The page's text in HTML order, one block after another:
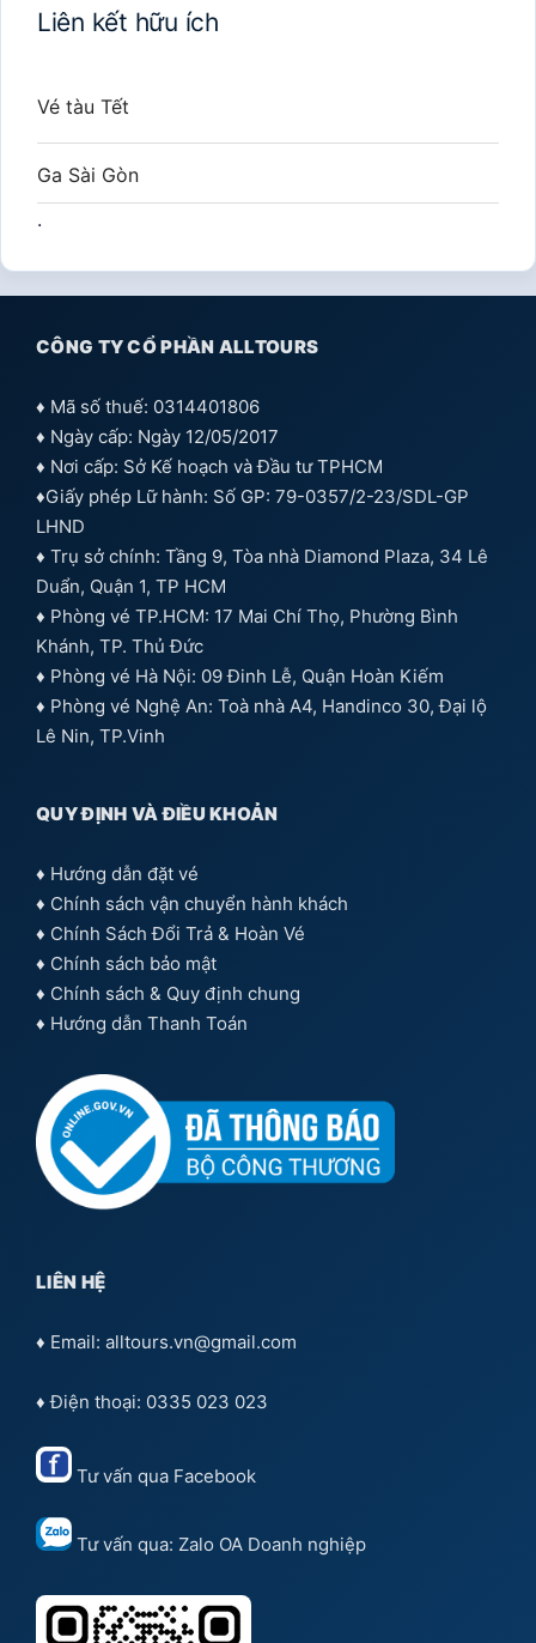
Liên kết hữu ích
Vé tàu Tết
Ga Sài Gòn
.
CÔNG TY CỔ PHẦN ALLTOURS
♦ Mã số thuế: 0314401806
♦ Ngày cấp: Ngày 12/05/2017
♦ Nơi cấp: Sở Kế hoạch và Đầu tư TPHCM
♦Giấy phép Lữ hành: Số GP: 79-0357/2-23/SDL-GP
LHND
♦ Trụ sở chính: Tầng 9, Tòa nhà Diamond Plaza, 34 Lê
Duẩn, Quận 1, TP HCM
♦ Phòng vé TP.HCM: 17 Mai Chí Thọ, Phường Bình
Khánh, TP. Thủ Đức
♦ Phòng vé Hà Nội: 09 Đinh Lễ, Quận Hoàn Kiếm
♦ Phòng vé Nghệ An: Toà nhà A4, Handinco 30, Đại lộ
Lê Nin, TP.Vinh
QUY ĐỊNH VÀ ĐIỀU KHOẢN
♦ Hướng dẫn đặt vé
♦ Chính sách vận chuyển hành khách
♦ Chính Sách Đổi Trả & Hoàn Vé
♦ Chính sách bảo mật
♦ Chính sách & Quy định chung
♦ Hướng dẫn Thanh Toán
LIÊN HỆ
♦ Email: alltours.vn@gmail.com
♦ Điện thoại: 0335 023 023
Tư vấn qua Facebook
Tư vấn qua: Zalo OA Doanh nghiệp